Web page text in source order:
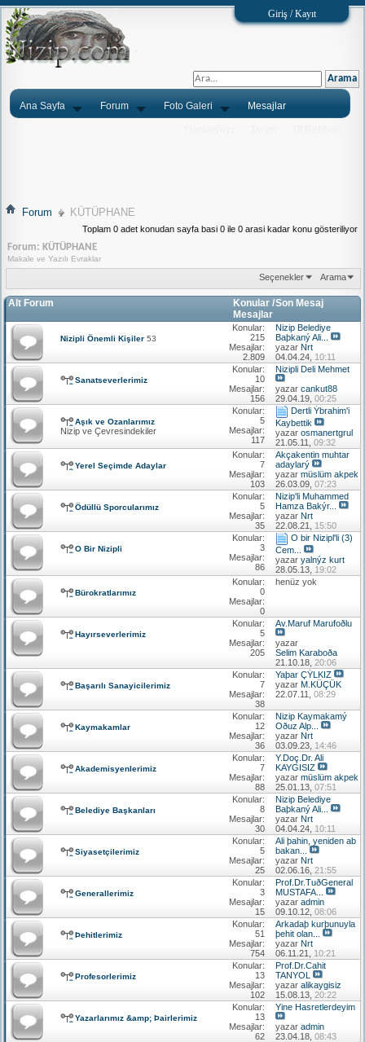
Giriş / Kayıt
Ana Sayfa Forum Foto Galeri Mesajlar
Forum KÜTÜPHANE
Toplam 0 adet konudan sayfa basi 0 ile 0 arasi kadar konu gösteriliyor
Forum: KÜTÜPHANE
Makale ve Yazılı Evraklar
Seçenekler Arama
Alt Forum
Konular /
Mesajlar
Son Mesaj
Nizipli Önemli Kişiler 53
Konular:
215
Mesajlar:
2.809
Nizip Belediye
Baþkaný Ali...
yazar Nrt
04.04.24, 10:11
Sanatseverlerimiz
Konular:
10
Mesajlar:
156
Nizipli Deli Mehmet
yazar cankut88
29.04.19, 00:25
Aşık ve Ozanlarımız
Nizip ve Çevresindekiler
Konular:
5
Mesajlar:
117
Dertli Ýbrahim'i
Kaybettik
yazar osmanertgrul
21.05.11, 09:32
Yerel Seçimde Adaylar
Konular:
7
Mesajlar:
103
Akçakentin muhtar
adaylarý
yazar müslüm akpek
26.03.09, 07:23
Ödüllü Sporcularımız
Konular:
5
Mesajlar:
35
Nizip'li Muhammed
Hamza Bakýr...
yazar Nrt
22.08.21, 15:50
O Bir Nizipli
Konular:
3
Mesajlar:
86
O bir Nizipl'li (3)
Cem...
yazar yalnýz kurt
28.05.13, 19:02
Bürokratlarımız
Konular:
0
Mesajlar:
0
henüz yok
Hayırseverlerimiz
Konular:
5
Mesajlar:
205
Av.Maruf Marufoðlu
yazar
Selim Karaboða
21.10.18, 20:06
Başarılı Sanayicilerimiz
Konular:
7
Mesajlar:
38
Yaþar ÇÝLKIZ
yazar M.KÜÇÜK
22.07.11, 08:29
Kaymakamlar
Konular:
12
Mesajlar:
36
Nizip Kaymakamý
Oðuz Alp...
yazar Nrt
03.09.23, 14:46
Akademisyenlerimiz
Konular:
7
Mesajlar:
88
Y.Doç.Dr. Ali
KAYGISIZ
yazar müslüm akpek
25.01.13, 07:51
Belediye Başkanları
Konular:
8
Mesajlar:
30
Nizip Belediye
Baþkaný Ali...
yazar Nrt
04.04.24, 10:11
Siyasetçilerimiz
Konular:
5
Mesajlar:
25
Ali þahin, yeniden ab
bakan...
yazar Nrt
02.06.16, 21:55
Generallerimiz
Konular:
3
Mesajlar:
15
Prof.Dr.TuðGeneral
MUSTAFA...
yazar admin
09.10.12, 08:06
Þehitlerimiz
Konular:
51
Mesajlar:
754
Arkadaþ kurþunuyla
þehit olan...
yazar Nrt
06.11.21, 10:21
Profesorlerimiz
Konular:
13
Mesajlar:
102
Prof.Dr.Cahit
TANYOL
yazar alikaygisiz
15.08.13, 20:22
Yazarlarımız &amp; Þairlerimiz
Konular:
13
Mesajlar:
62
Yine Hasretlerdeyim
yazar admin
23.04.18, 08:43